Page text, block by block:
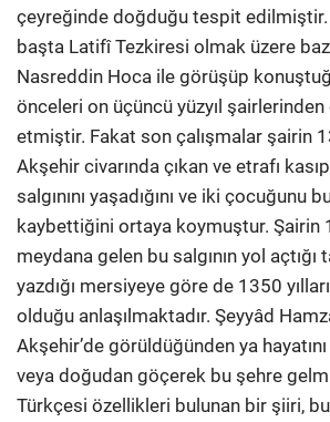
çeyreğinde doğduğu tespit edilmiştir.
başta Latifî Tezkiresi olmak üzere
Nasreddin Hoca ile görüşüp
önceleri on üçüncü yüzyıl
etmiştir. Fakat son çalışmalar şairin
Akşehir civarında çıkan ve etrafı
salgınını yaşadığını ve iki çocuğunu
kaybettiğini ortaya koymuştur. Şairin
meydana gelen bu salgının yol
yazdığı mersiyeye göre de 1350
olduğu anlaşılmaktadır. Şeyyâd
Akşehir’de görüldüğünden ya
veya doğudan göçerek bu şehre
Türkçesi özellikleri bulunan bir şiiri,